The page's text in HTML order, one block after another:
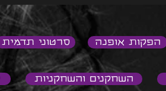
סרטוני תדמית הפקות אופנה
השחקנים והשחקניות